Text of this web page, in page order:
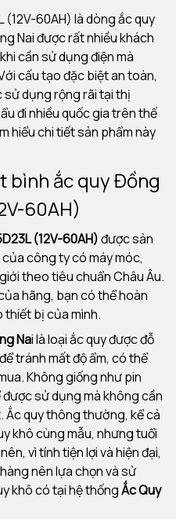
(12V-60AH) là dòng ắc quy
Nai được rất nhiều khách
cần sử dụng điện mà
cấu tạo đặc biệt an toàn,
sử dụng rộng rãi tại thị
đi nhiều quốc gia trên thế
hiểu chi tiết sản phẩm này
bình ắc quy Đồng
60AH)
(12V-60AH)được sản
công ty có máy móc,
theo tiêu chuẩn Châu Âu.
hãng, bạn có thể hoàn
thiết bị của mình.
Nai là loại ắc quy được đỗ
tránh mất độ ẩm, có thể
Không giống như pin
sử dụng mà không cần
quy thông thường, kể cả
khô cùng mẫu, nhưng tuổi
vì tính tiện lợi và hiện đại,
nên lựa chọn và sử
khô có tại hệ thốngẮc Quy